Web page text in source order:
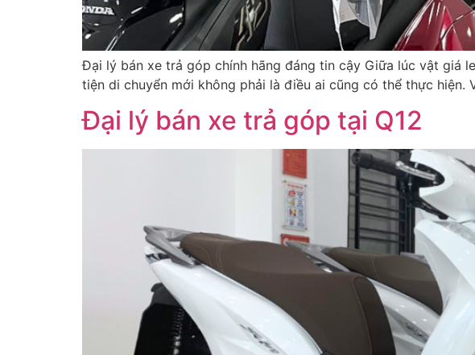
Đại lý bán xe trả góp chính hãng đáng tin cậy Giữa lúc vật giá
tiện di chuyển mới không phải là điều ai cũng có thể thực
Đại lý bán xe trả góp tại Q12